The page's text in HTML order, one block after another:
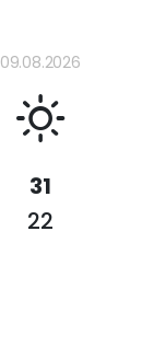
09.08.2026
31
22